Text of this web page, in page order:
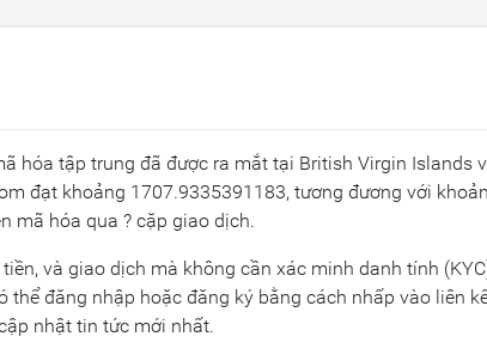
hóa tập trung đã được ra mắt tại British Virgin Islands
đạt khoảng 1707.9335391183, tương đương với
mã hóa qua ? cặp giao dịch.
và giao dịch mà không cần xác minh danh tính
thể đăng nhập hoặc đăng ký bằng cách nhấp vào liên
nhật tin tức mới nhất.